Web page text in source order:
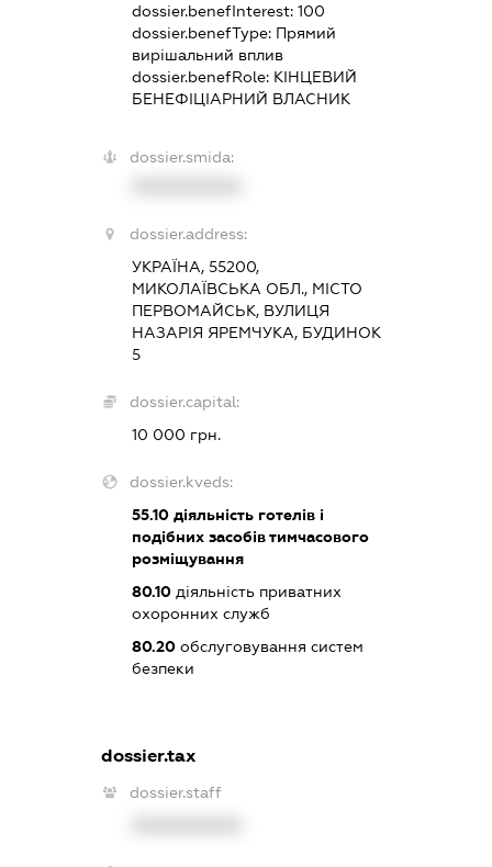
dossier.benefInterest: 100
dossier.benefType: Прямий
вирішальний вплив
dossier.benefRole: КІНЦЕВИЙ
БЕНЕФІЦІАРНИЙ ВЛАСНИК
dossier.smida:
dossier.address:
УКРАЇНА, 55200,
МИКОЛАЇВСЬКА ОБЛ., МІСТО
ПЕРВОМАЙСЬК, ВУЛИЦЯ
НАЗАРІЯ ЯРЕМЧУКА, БУДИНОК
5
dossier.capital:
10 000 грн.
dossier.kveds:
55.10діяльність готелів і
подібних засобів тимчасового
розміщування
80.10діяльність приватних
охоронних служб
80.20обслуговування систем
безпеки
dossier.tax
dossier.staff